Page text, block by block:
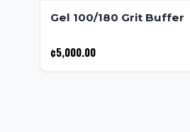
Gel 100/180 Grit Buffer
¢5,000.00